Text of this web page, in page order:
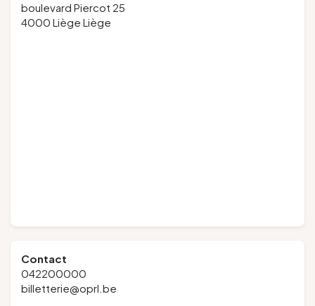
boulevard Piercot 25
4000 Liège Liège
Contact
042200000
billetterie@oprl.be